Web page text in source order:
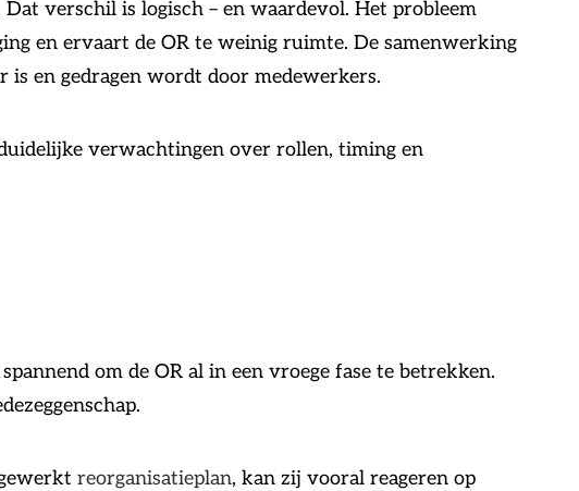
verschil is logisch – en waardevol. Het probleem
en ervaart de OR te weinig ruimte. De samenwerking
en gedragen wordt door medewerkers.
verwachtingen over rollen, timing en
om de OR al in een vroege fase te betrekken.
reorganisatieplan, kan zij vooral reageren op